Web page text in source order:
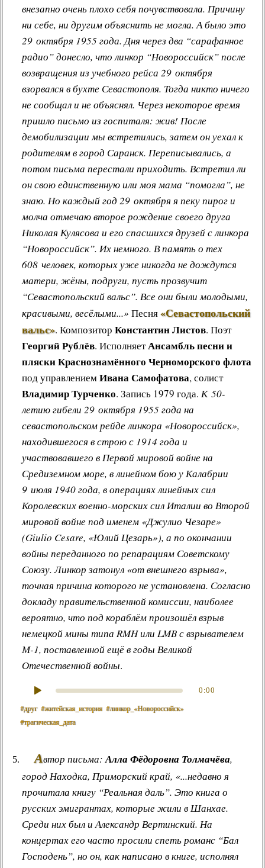
внезапно очень плохо себя почувствовала. Причину
ни себе, ни другим объяснить не могла. А было это
29 октября 1955 года. Дня через два “сарафанное
радио” донесло, что линкор “Новороссийск” после
возвращения из учебного рейса 29 октября
взорвался в бухте Севастополя. Тогда никто ничего
не сообщал и не объяснял. Через некоторое время
пришло письмо из госпиталя: жив! После
демобилизации мы встретились, затем он уехал к
родителям в город Саранск. Переписывались, а
потом письма перестали приходить. Встретил ли
он свою единственную или моя мама “помогла”, не
знаю. Но каждый год 29 октября я пеку пирог и
молча отмечаю второе рождение своего друга
Николая Кулясова и его спасшихся друзей с линкора
“Новороссийск”. Их немного. В память о тех
608 человек, которых уже никогда не дождутся
матери, жёны, подруги, пусть прозвучит
“Севастопольский вальс”. Все они были молодыми,
красивыми, весёлыми...» Песня«Севастопольский
вальс». Композитор Константин Листов. Поэт
Георгий Рублёв. ИсполняетАнсамбль песни и
пляски Краснознамённого Черноморского флота
под управлениемИвана Самофатова, солист
Владимир Турченко. Запись 1979 года. К 50-
летию гибели 29 октября 1955 года на
севастопольском рейде линкора «Новороссийск»,
находившегося в строю с 1914 года и
участвовавшего в Первой мировой войне на
Средиземном море, в линейном бою у Калабрии
9 июля 1940 года, в операциях линейных сил
Королевских военно-морских сил Италии во Второй
мировой войне под именем «Джулио Чезаре»
(Giulio Cesare, «Юлий Цезарь»), а по окончании
войны переданного по репарациям Советскому
Союзу. Линкор затонул «от внешнего взрыва»,
точная причина которого не установлена. Согласно
докладу правительственной комиссии, наиболее
вероятно, что под кораблём произошёл взрыв
немецкой мины типа RMH или LMB с взрывателем
М-1, поставленной ещё в годы Великой
Отечественной войны.
0:00
#друг #житейская_история #линкор_«Новороссийск»
#трагическая_дата
Автор письма:Алла Фёдоровна Толмачёва,
город Находка, Приморский край, «...недавно я
прочитала книгу “Реальная даль”. Это книга о
русских эмигрантах, которые жили в Шанхае.
Среди них был и Александр Вертинский. На
концертах его часто просили спеть романс “Бал
Господень”, но он, как написано в книге, исполнял